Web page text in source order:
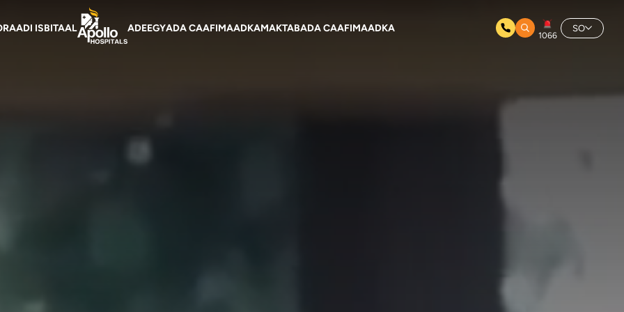
ugu weyn Madurai
RAADI ISBITAAL ADEEGYADA CAAFIMAADKAMAKTABADA CAAFIMAADKA
1066
SO